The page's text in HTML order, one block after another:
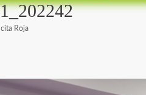
Roja